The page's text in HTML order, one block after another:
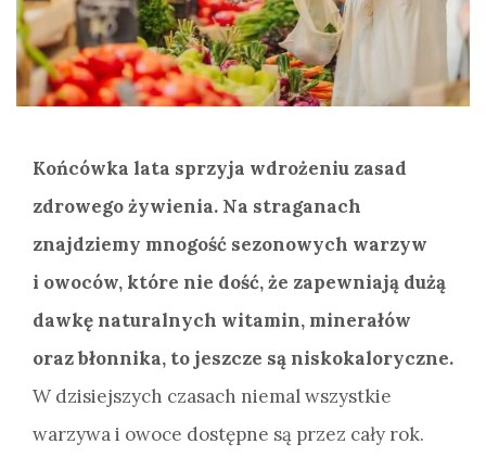
Końcówka lata sprzyja wdrożeniu zasad
zdrowego żywienia. Na straganach
znajdziemy mnogość sezonowych warzyw
i owoców, które nie dość, że zapewniają dużą
dawkę naturalnych witamin, minerałów
oraz błonnika, to jeszcze są niskokaloryczne.
W dzisiejszych czasach niemal wszystkie
warzywa i owoce dostępne są przez cały rok.